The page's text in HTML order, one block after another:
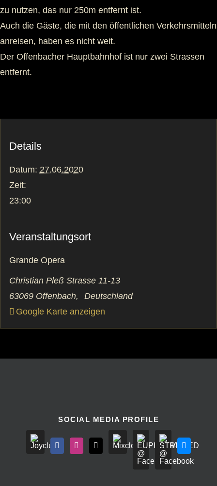
zu nutzen, das nur 250m entfernt ist.
Auch die Gäste, die mit den öffentlichen Verkehrsmitteln
anreisen, haben es nicht weit.
Der Offenbacher Hauptbahnhof ist nur zwei Strassen
entfernt.
Details
Datum: 27.06.2020
Zeit:
23:00
Veranstaltungsort
Grande Opera
Christian Pleß Strasse 11-13
63069 Offenbach,
Deutschland
Google Karte anzeigen
SOCIAL MEDIA PROFILE